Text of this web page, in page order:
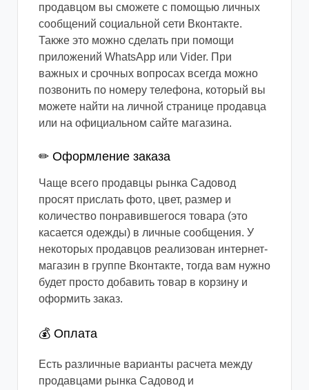
продавцом вы сможете с помощью личных
сообщений социальной сети Вконтакте.
Также это можно сделать при помощи
приложений WhatsApp или Vider. При
важных и срочных вопросах всегда можно
позвонить по номеру телефона, который вы
можете найти на личной странице продавца
или на официальном сайте магазина.
✏ Оформление заказа
Чаще всего продавцы рынка Садовод
просят прислать фото, цвет, размер и
количество понравившегося товара (это
касается одежды) в личные сообщения. У
некоторых продавцов реализован интернет-
магазин в группе Вконтакте, тогда вам нужно
будет просто добавить товар в корзину и
оформить заказ.
💰 Оплата
Есть различные варианты расчета между
продавцами рынка Садовод и